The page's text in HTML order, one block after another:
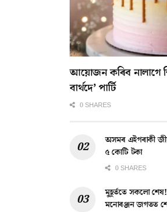
আয়োজন কৰিব নালাগে
বাৰ্থদে’ পাৰ্টি
0 SHARES
অসমৰ এইগৰাকী
৫ কোটি টকা
0 SHARES
মুহূৰ্ততে সকলো
মনোৰঞ্জন জগতত